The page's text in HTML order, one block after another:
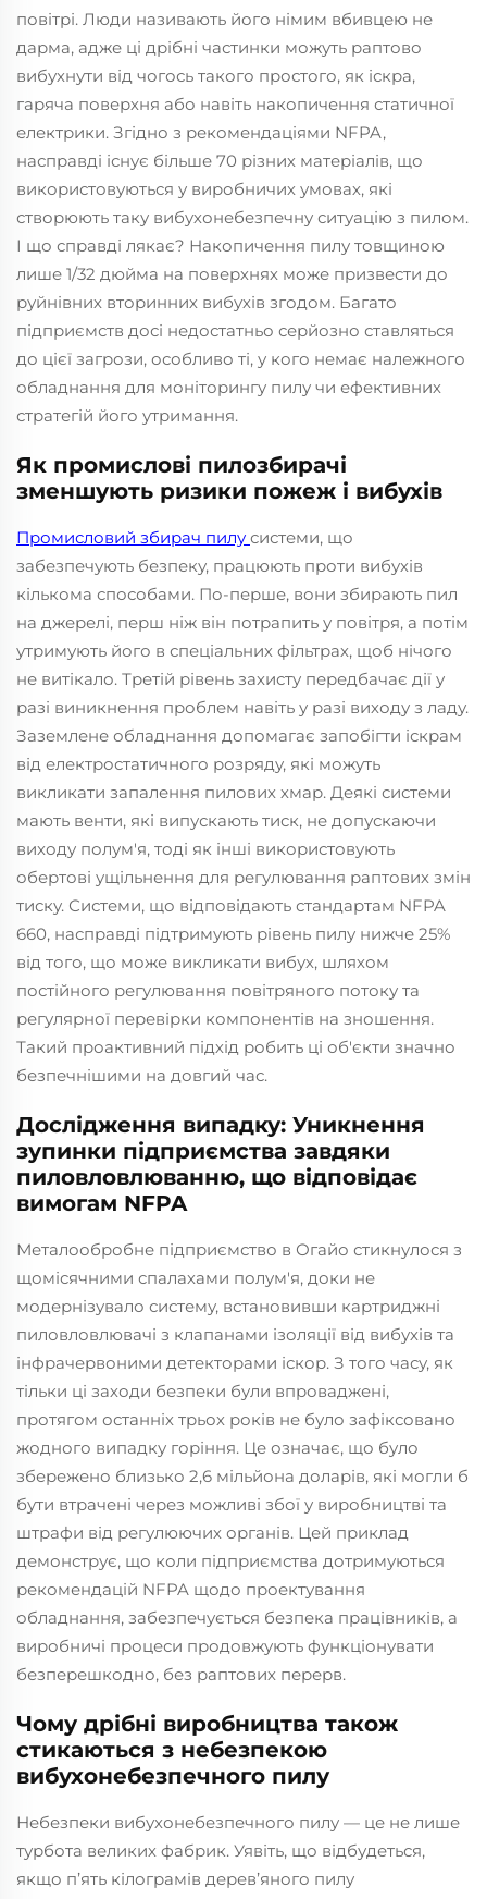
повітрі. Люди називають його німим вбивцею не
дарма, адже ці дрібні частинки можуть раптово
вибухнути від чогось такого простого, як іскра,
гаряча поверхня або навіть накопичення статичної
електрики. Згідно з рекомендаціями NFPA,
насправді існує більше 70 різних матеріалів, що
використовуються у виробничих умовах, які
створюють таку вибухонебезпечну ситуацію з пилом.
І що справді лякає? Накопичення пилу товщиною
лише 1/32 дюйма на поверхнях може призвести до
руйнівних вторинних вибухів згодом. Багато
підприємств досі недостатньо серйозно ставляться
до цієї загрози, особливо ті, у кого немає належного
обладнання для моніторингу пилу чи ефективних
стратегій його утримання.
Як промислові пилозбирачі
зменшують ризики пожеж і вибухів
Промисловий збирач пилу системи, що
забезпечують безпеку, працюють проти вибухів
кількома способами. По-перше, вони збирають пил
на джерелі, перш ніж він потрапить у повітря, а потім
утримують його в спеціальних фільтрах, щоб нічого
не витікало. Третій рівень захисту передбачає дії у
разі виникнення проблем навіть у разі виходу з ладу.
Заземлене обладнання допомагає запобігти іскрам
від електростатичного розряду, які можуть
викликати запалення пилових хмар. Деякі системи
мають венти, які випускають тиск, не допускаючи
виходу полум'я, тоді як інші використовують
обертові ущільнення для регулювання раптових змін
тиску. Системи, що відповідають стандартам NFPA
660, насправді підтримують рівень пилу нижче 25%
від того, що може викликати вибух, шляхом
постійного регулювання повітряного потоку та
регулярної перевірки компонентів на зношення.
Такий проактивний підхід робить ці об'єкти значно
безпечнішими на довгий час.
Дослідження випадку: Уникнення
зупинки підприємства завдяки
пиловловлюванню, що відповідає
вимогам NFPA
Металообробне підприємство в Огайо стикнулося з
щомісячними спалахами полум'я, доки не
модернізувало систему, встановивши картриджні
пиловловлювачі з клапанами ізоляції від вибухів та
інфрачервоними детекторами іскор. З того часу, як
тільки ці заходи безпеки були впроваджені,
протягом останніх трьох років не було зафіксовано
жодного випадку горіння. Це означає, що було
збережено близько 2,6 мільйона доларів, які могли б
бути втрачені через можливі збої у виробництві та
штрафи від регулюючих органів. Цей приклад
демонструє, що коли підприємства дотримуються
рекомендацій NFPA щодо проектування
обладнання, забезпечується безпека працівників, а
виробничі процеси продовжують функціонувати
безперешкодно, без раптових перерв.
Чому дрібні виробництва також
стикаються з небезпекою
вибухонебезпечного пилу
Небезпеки вибухонебезпечного пилу — це не лише
турбота великих фабрик. Уявіть, що відбудеться,
якщо п’ять кілограмів дерев’яного пилу